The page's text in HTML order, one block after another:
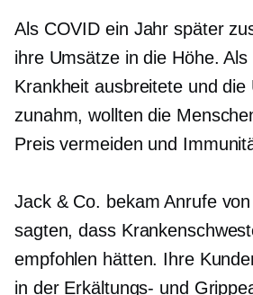
Als COVID ein Jahr später
ihre Umsätze in die Höhe. Als
Krankheit ausbreitete und die
zunahm, wollten die
Preis vermeiden und
Jack & Co. bekam Anrufe
sagten, dass
empfohlen hätten. Ihre
in der Erkältungs- und